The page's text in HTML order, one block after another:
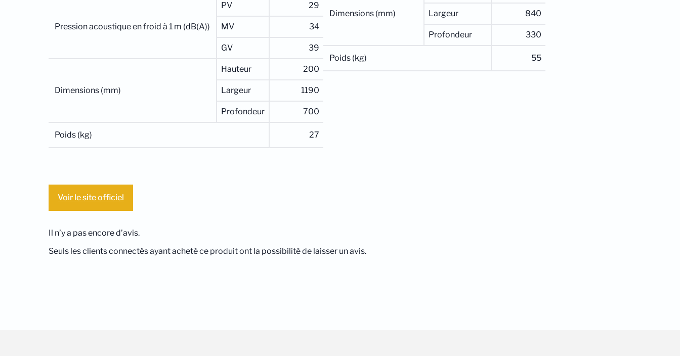
Pression acoustique en froid à 1 m (dB(A))
PV 29
MV 34
GV 39
Dimensions (mm)
Hauteur 200
Largeur 1190
Profondeur 700
Poids (kg) 27
Dimensions (mm) Largeur 840
Profondeur 330
Poids (kg) 55
Voir le site officiel
Il n’y a pas encore d’avis.
Seuls les clients connectés ayant acheté ce produit ont la possibilité de laisser un avis.